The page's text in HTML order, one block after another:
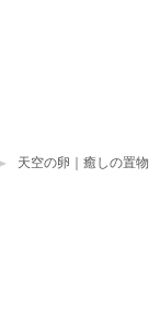
天空の卵｜癒しの置物